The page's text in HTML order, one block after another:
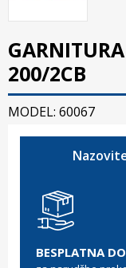
200/2CB
MODEL: 60067
BESPLATNA